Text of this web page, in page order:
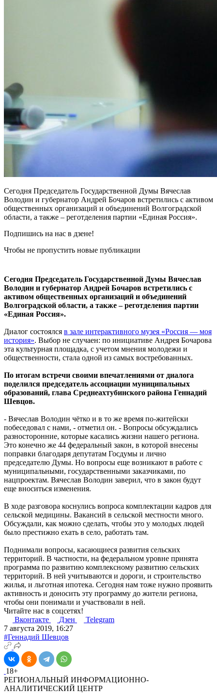
Сегодня Председатель Государственной Думы Вячеслав
Володин и губернатор Андрей Бочаров встретились с активом
общественных организаций и объединений Волгоградской
области, а также – реготделения партии «Единая Россия».
Подпишись на нас в дзене!
Чтобы не пропустить новые публикации
Сегодня Председатель Государственной Думы Вячеслав
Володин и губернатор Андрей Бочаров встретились с
активом общественных организаций и объединений
Волгоградской области, а также – реготделения партии
«Единая Россия».
Диалог состоялся в зале интерактивного музея «Россия — моя
история». Выбор не случаен: по инициативе Андрея Бочарова
эта культурная площадка, с учетом мнения молодежи и
общественности, стала одной из самых востребованных.
По итогам встречи своими впечатлениями от диалога
поделился председатель ассоциации муниципальных
образований, глава Среднеахтубинского района Геннадий
Шевцов.
- Вячеслав Володин чётко и в то же время по-житейски
побеседовал с нами, - отметил он. - Вопросы обсуждались
разносторонние, которые касались жизни нашего региона.
Это конечно же 44 федеральный закон, в которой внесены
поправки благодаря депутатам Госдумы и лично
председателю Думы. Но вопросы еще возникают в работе с
муниципальными, государственными заказчиками, по
нацпроектам. Вячеслав Володин заверил, что в закон будут
еще вноситься изменения.
В ходе разговора коснулись вопроса комплектации кадров для
сельской медицины. Вакансий в сельской местности много.
Обсуждали, как можно сделать, чтобы это у молодых людей
было престижно ехать в село, работать там.
Поднимали вопросы, касающиеся развития сельских
территорий. В частности, на федеральном уровне принята
программа по развитию комплексному развитию сельских
территорий. В ней учитываются и дороги, и строительство
жилья, и льготная ипотека. Сегодня нам тоже нужно проявить
активность и доносить эту программу до жители региона,
чтобы они понимали и участвовали в ней.
Читайте нас в соцсетях!
Вконтакте
Дзен
Telegram
7 августа 2019, 16:27
#Геннадий Шевцов
18+
РЕГИОНАЛЬНЫЙ ИНФОРМАЦИОННО-
АНАЛИТИЧЕСКИЙ ЦЕНТР